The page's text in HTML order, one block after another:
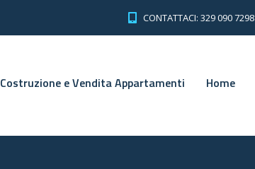
CONTATTACI: 329 090 7298
Costruzione e Vendita Appartamenti Home